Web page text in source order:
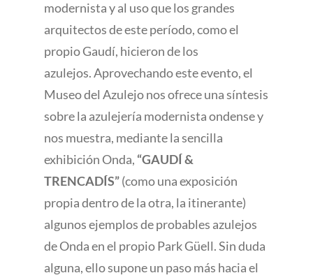
modernista y al uso que los grandes
arquitectos de este período, como el
propio Gaudí, hicieron de los
azulejos. Aprovechando este evento, el
Museo del Azulejo nos ofrece una síntesis
sobre la azulejería modernista ondense y
nos muestra, mediante la sencilla
exhibición Onda, “GAUDÍ &
TRENCADÍS”(como una exposición
propia dentro de la otra, la itinerante)
algunos ejemplos de probables azulejos
de Onda en el propio Park Güell. Sin duda
alguna, ello supone un paso más hacia el